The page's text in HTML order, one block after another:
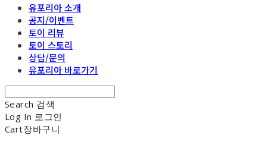
유포리아 소개
공지/이벤트
토이 리뷰
토이 스토리
상담/문의
유포리아 바로가기
Search 검색
Log In 로그인
Cart장바구니